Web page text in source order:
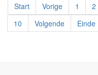
Start Vorige 1 2
10
Volgende Einde